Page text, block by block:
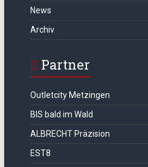
News
Archiv
Partner
Outletcity Metzingen
BIS bald im Wald
ALBRECHT Präzision
EST8